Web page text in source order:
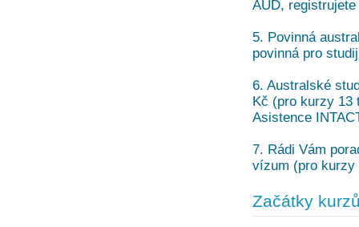
AUD,
5. Povinná
povinná pro
6. Australské
Kč (pro kurzy 13
Asistence
7. Rádi Vám
vízum (pro kurzy
Začátky